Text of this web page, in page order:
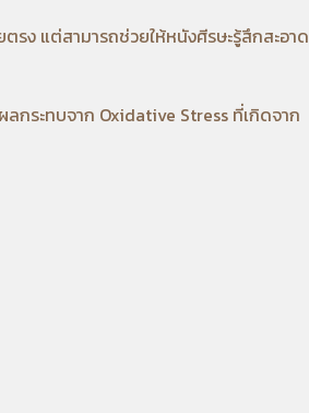
ง แต่สามารถช่วยให้หนังศีรษะรู้สึกสะอ
กระทบจาก Oxidative Stress ที่เกิดจาก